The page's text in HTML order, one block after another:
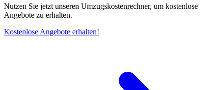
Nutzen Sie jetzt unseren Umzugskostenrechner, um kostenlose
Angebote zu erhalten.
Kostenlose Angebote erhalten!